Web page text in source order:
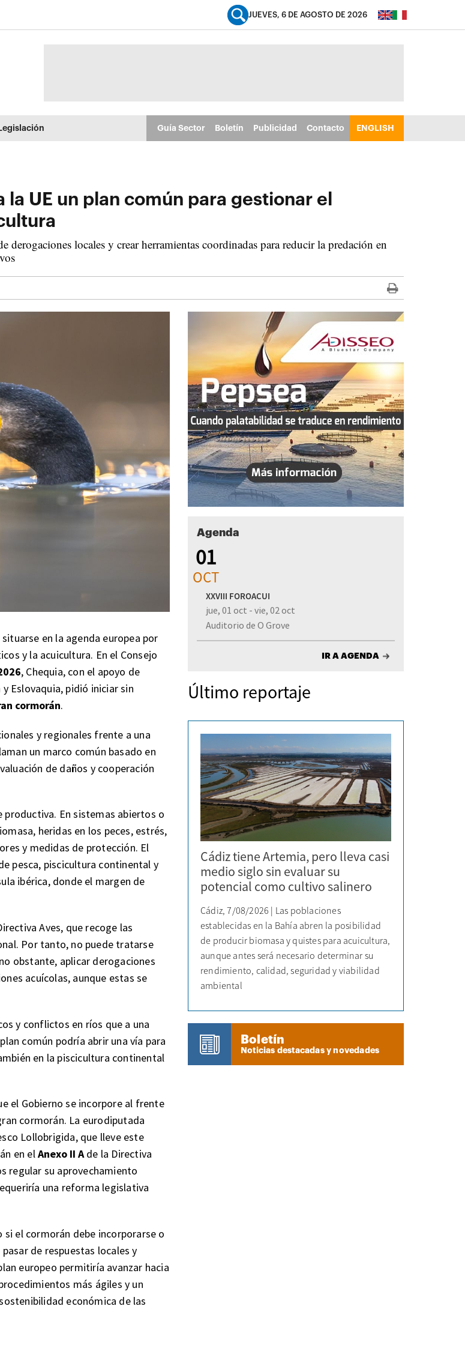
JUEVES, 6 DE AGOSTO DE 2026
Legislación Guía Sector Boletín Publicidad Contacto ENGLISH
UE un plan común para gestionar el
locales y crear herramientas coordinadas para reducir la predación en
situarse en la agenda europea por
y la acuicultura. En el Consejo
, Chequia, con el apoyo de
Eslovaquia, pidió iniciar sin
cormorán.
y regionales frente a una
un marco común basado en
de daños y cooperación
productiva. En sistemas abiertos o
heridas en los peces, estrés,
y medidas de protección. El
pesca, piscicultura continental y
ibérica, donde el margen de
Aves, que recoge las
Por tanto, no puede tratarse
obstante, aplicar derogaciones
acuícolas, aunque estas se
y conflictos en ríos que a una
común podría abrir una vía para
en la piscicultura continental
el Gobierno se incorpore al frente
cormorán. La eurodiputada
Lollobrigida, que lleve este
en elAnexo II Ade la Directiva
regular su aprovechamiento
una reforma legislativa
el cormorán debe incorporarse o
de respuestas locales y
europeo permitiría avanzar hacia
más ágiles y un
económica de las
Agenda
01
OCT
XXVIII FOROACUI
jue, 01 oct - vie, 02 oct
Auditorio de O Grove
IR A AGENDA
Último reportaje
Cádiz tiene Artemia, pero lleva casi
medio siglo sin evaluar su
potencial como cultivo salinero
Cádiz, 7/08/2026 | Las poblaciones
establecidas en la Bahía abren la posibilidad
de producir biomasa y quistes para acuicultura,
aunque antes será necesario determinar su
rendimiento, calidad, seguridad y viabilidad
ambiental
Boletín
Noticias destacadas y novedades